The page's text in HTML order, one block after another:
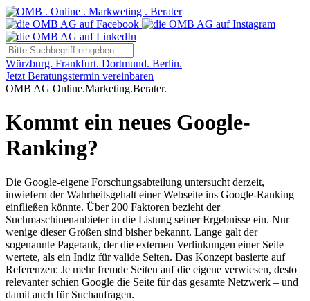
Würzburg. Frankfurt. Dortmund. Berlin.
Jetzt Beratungstermin vereinbaren
OMB AG Online.Marketing.Berater.
Kommt ein neues Google-
Ranking?
Die Google-eigene Forschungsabteilung untersucht derzeit,
inwiefern der Wahrheitsgehalt einer Webseite ins Google-Ranking
einfließen könnte. Über 200 Faktoren bezieht der
Suchmaschinenanbieter in die Listung seiner Ergebnisse ein. Nur
wenige dieser Größen sind bisher bekannt. Lange galt der
sogenannte Pagerank, der die externen Verlinkungen einer Seite
wertete, als ein Indiz für valide Seiten. Das Konzept basierte auf
Referenzen: Je mehr fremde Seiten auf die eigene verwiesen, desto
relevanter schien Google die Seite für das gesamte Netzwerk – und
damit auch für Suchanfragen.